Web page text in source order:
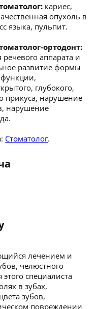
кариес,
опухоль в
языка, пульпит.
ортодонт:
аппарата и
развитие формы
глубокого,
прикуса, нарушение
нарушение
Стоматолог.
лечением и
челюстного
специалиста
в зубах,
зубов,
повреждении